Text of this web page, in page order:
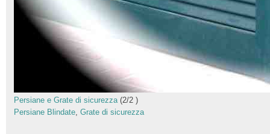
Persiane e Grate di sicurezza(2/2 )
Persiane Blindate, Grate di sicurezza